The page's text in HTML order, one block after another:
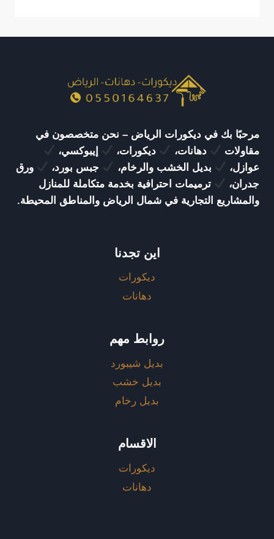
تركيب
بديل
الخشب
والفلل
والمنشآت
مرحبًا بك في ديكورات الرياض – نحن متخصصون في
مقاولات
دهانات، ديكورات،
إيبوكسي،
عوازل،
بديل الخشب والرخام، جبس بورد،
ورق
جدران،
ترميمات احترافية بخدمة متكاملة للمنازل
والمشاريع التجارية في شمال الرياض والمناطق المحيطة.
اين تجدنا
ديكورات
دهانات
روابط مهم
بديل شيبورد
بديل خشب
بديل رخام
الاقسام
ديكورات
دهانات